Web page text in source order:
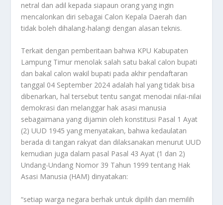
netral dan adil kepada siapaun orang yang ingin
mencalonkan diri sebagai Calon Kepala Daerah dan
tidak boleh dihalang-halangi dengan alasan teknis.
Terkait dengan pemberitaan bahwa KPU Kabupaten
Lampung Timur menolak salah satu bakal calon bupati
dan bakal calon wakil bupati pada akhir pendaftaran
tanggal 04 September 2024 adalah hal yang tidak bisa
dibenarkan, hal tersebut tentu sangat menodai nilai-nilai
demokrasi dan melanggar hak asasi manusia
sebagaimana yang dijamin oleh konstitusi Pasal 1 Ayat
(2) UUD 1945 yang menyatakan, bahwa kedaulatan
berada di tangan rakyat dan dilaksanakan menurut UUD
kemudian juga dalam pasal Pasal 43 Ayat (1 dan 2)
Undang-Undang Nomor 39 Tahun 1999 tentang Hak
Asasi Manusia (HAM) dinyatakan:
“setiap warga negara berhak untuk dipilih dan memilih